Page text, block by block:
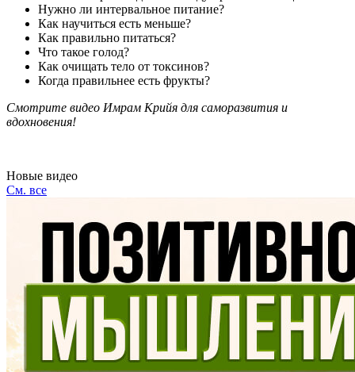
Нужно ли интервальное питание?
Как научиться есть меньше?
Как правильно питаться?
Что такое голод?
Как очищать тело от токсинов?
Когда правильнее есть фрукты?
Смотрите видео Имрам Крийя для саморазвития и
вдохновения!
Новые видео
См. все